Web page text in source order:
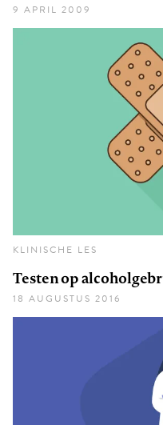
9 APRIL 2009
KLINISCHE LES
Testen op
18 AUGUSTUS 2016